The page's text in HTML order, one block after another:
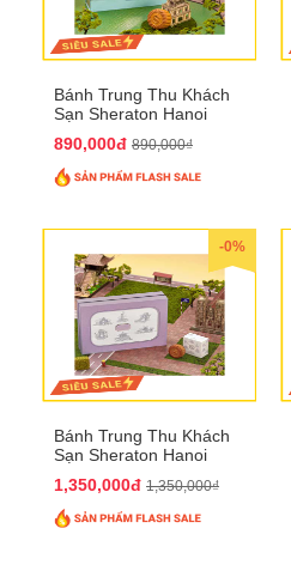
Bánh Trung Thu Khách
Sạn Sheraton Hanoi
890,000đ 890,000₫
-0%
Bánh Trung Thu Khách
Sạn Sheraton Hanoi
1,350,000đ 1,350,000₫